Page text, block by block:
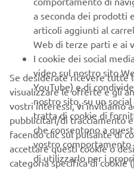
Experience that will be
Europe's most famous
experience will cover all key
preparation and set up, and
track tuition from current
More information about can
at:https://yre.yamaha-
a seconda dei prodotti
articoli aggiunti al
Web di terze parti e ai
I cookie dei social
video sul nostro sito
YouTube) e di
nostro sito, su un
tratta di cookie di
che consentono a
vostro comportamento
di utilizzarlo per i propri
Se desiderate ricevere tutte
visualizzare le offerte e gli
vostri interessi, vi invitiamo
pubblicitari/di tracciamento
facendo clic sul pulsante di
accettare questi cookie o
categoria specifica di cookie